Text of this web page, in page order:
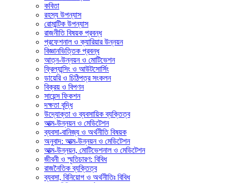
কবিতা
রহস্য উপন্যাস
রোমান্টিক উপন্যাস
রাজনীতি বিষয়ক প্রবন্ধ
প্রফেশনাল ও ক্যারিয়ার উন্নয়ন
বিজ্ঞানভিত্তিক প্রবন্ধ
আত্ন-উন্নয়ন ও মোটিভেশন
ফ্রিল্যান্সিং ও আউটসোর্সিং
ডায়েরি ও চিঠিপত্র সংকলন
বিক্রয় ও বিপণন
সায়েন্স ফিকশন
দক্ষতা বৃদ্ধি
উদ্যোক্তা ও ব্যবসায়িক ব্যক্তিত্ব
আত্ম-উন্নয়ন ও মেডিটেশন
ব্যবসা-বানিজ্য ও অর্থনীতি বিষয়ক
অনুবাদ: আত্ম-উন্নয়ন ও মেডিটেশন
আত্ম-উন্নয়ন, মোটিভেশনাল ও মেডিটেশন
জীবনী ও স্মৃতিচারণ: বিবিধ
রাজনৈতিক ব্যক্তিত্ব
ব্যবসা, বিনিয়োগ ও অর্থনীতিঃ বিবিধ